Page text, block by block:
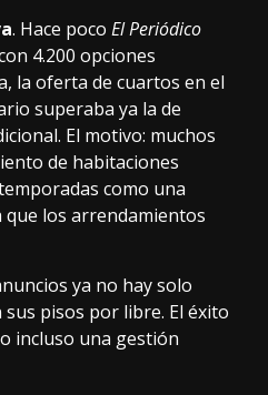
. Hace poco El Periódico
4.200 opciones
la oferta de cuartos en el
superaba ya la de
El motivo: muchos
de habitaciones
como una
los arrendamientos
ya no hay solo
pisos por libre. El éxito
incluso una gestión